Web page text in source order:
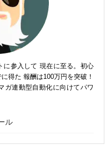
に参入して 現在に至る。初心
得た 報酬は100万円を突破！
ガ連動型自動化に向けてパワ
ル